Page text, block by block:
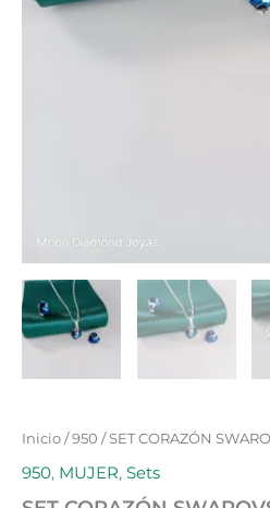
Inicio/950 / SET CORAZÓN
950, MUJER, Sets